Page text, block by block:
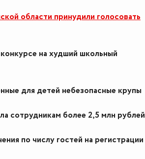
области принудили голосовать
на худший школьный
для детей небезопасные крупы
сотрудникам более 2,5 млн рублей
по числу гостей на регистрации